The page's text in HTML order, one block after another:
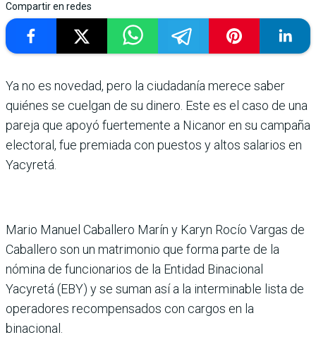
Compartir en redes
Ya no es novedad, pero la ciudadanía merece saber
quiénes se cuelgan de su dinero. Este es el caso de una
pareja que apoyó fuertemente a Nicanor en su campaña
electoral, fue premiada con puestos y altos salarios en
Yacyretá.
Mario Manuel Caballero Marín y Karyn Rocío Vargas de
Caballero son un matrimonio que forma parte de la
nómina de funcionarios de la Entidad Binacional
Yacyretá (EBY) y se suman así a la interminable lista de
operadores recompensados con cargos en la
binacional.